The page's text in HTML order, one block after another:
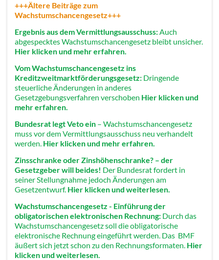
+++Ältere Beiträge zum
Wachstumschancengesetz+++
Ergebnis aus dem Vermittlungsausschuss:Auch
abgespecktes Wachstumschancengesetz bleibt unsicher.
Hier klicken und mehr erfahren.
Vom Wachstumschancengesetz ins
Kreditzweitmarktförderungsgesetz: Dringende
steuerliche Änderungen in anderes
Gesetzgebungsverfahren verschoben Hier klicken und
mehr erfahren.
Bundesrat legt Veto ein – Wachstumschancengesetz
muss vor dem Vermittlungsausschuss neu verhandelt
werden. Hier klicken und mehr erfahren.
Zinsschranke oder Zinshöhenschranke? – der
Gesetzgeber will beides! Der Bundesrat fordert in
seiner Stellungnahme jedoch Änderungen am
Gesetzentwurf. Hier klicken und weiterlesen.
Wachstumschancengesetz - Einführung der
obligatorischen elektronischen Rechnung: Durch das
Wachstumschancengesetz soll die obligatorische
elektronische Rechnung eingeführt werden. Das BMF
äußert sich jetzt schon zu den Rechnungsformaten. Hier
klicken und weiterlesen.